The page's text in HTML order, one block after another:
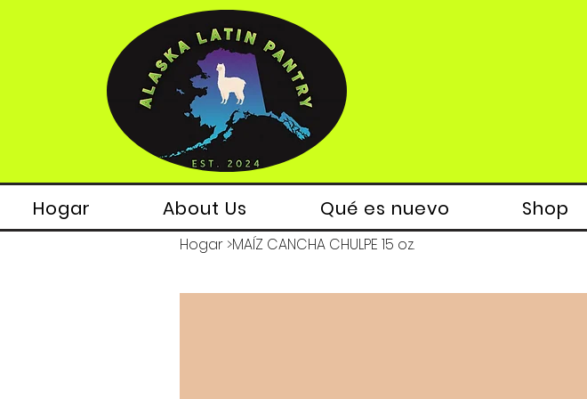
Hogar About Us Qué es nuevo Shop
Hogar >MAÍZ CANCHA CHULPE 15 oz.